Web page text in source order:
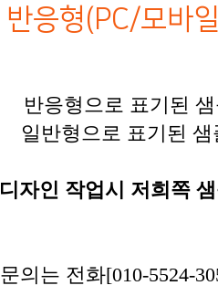
반응형(PC/모바
반응형으로 표기된
일반형으로 표기된
디자인 작업시 저희쪽
문의는 전화[010-5524-